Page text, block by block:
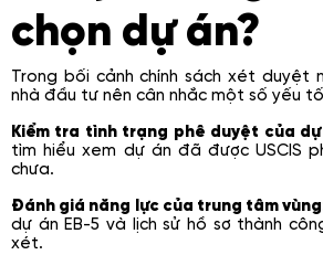
chọn dự án?
Trong bối cảnh chính sách xét duyệt
nhà đầu tư nên cân nhắc một số yếu
Kiểm tra tình trạng phê duyệt của dự
tìm hiểu xem dự án đã được USCIS
chưa.
Đánh giá năng lực của trung tâm vùng
dự án EB-5 và lịch sử hồ sơ thành
xét.